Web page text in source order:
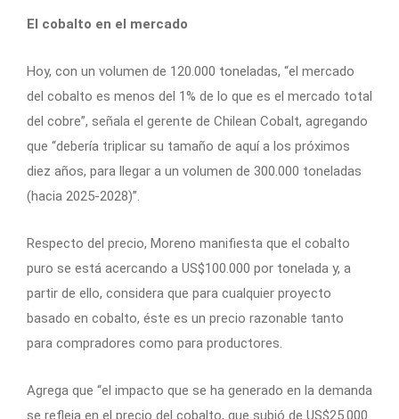
El cobalto en el mercado
Hoy, con un volumen de 120.000 toneladas, “el mercado
del cobalto es menos del 1% de lo que es el mercado total
del cobre”, señala el gerente de Chilean Cobalt, agregando
que “debería triplicar su tamaño de aquí a los próximos
diez años, para llegar a un volumen de 300.000 toneladas
(hacia 2025-2028)”.
Respecto del precio, Moreno manifiesta que el cobalto
puro se está acercando a US$100.000 por tonelada y, a
partir de ello, considera que para cualquier proyecto
basado en cobalto, éste es un precio razonable tanto
para compradores como para productores.
Agrega que “el impacto que se ha generado en la demanda
se refleja en el precio del cobalto, que subió de US$25.000